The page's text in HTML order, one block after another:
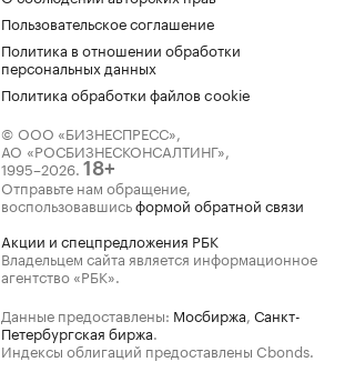
Пользовательское соглашение
Политика в отношении обработки
персональных данных
Политика обработки файлов cookie
© ООО «БИЗНЕСПРЕСС»,
АО «РОСБИЗНЕСКОНСАЛТИНГ»,
1995–2026. 18+
Отправьте нам обращение,
воспользовавшисьформой обратной связи
Акции и спецпредложения РБК
Владельцем сайта является информационное
агентство «РБК».
Данные предоставлены: Мосбиржа, Санкт-
Петербургская биржа.
Индексы облигаций предоставлены Cbonds.